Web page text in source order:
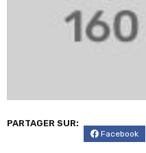
PARTAGER SUR:
Facebook